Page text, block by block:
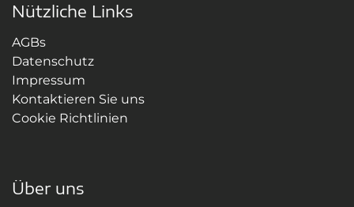
Nützliche Links
AGBs
Datenschutz
Impressum
Kontaktieren Sie uns
Cookie Richtlinien
Über uns